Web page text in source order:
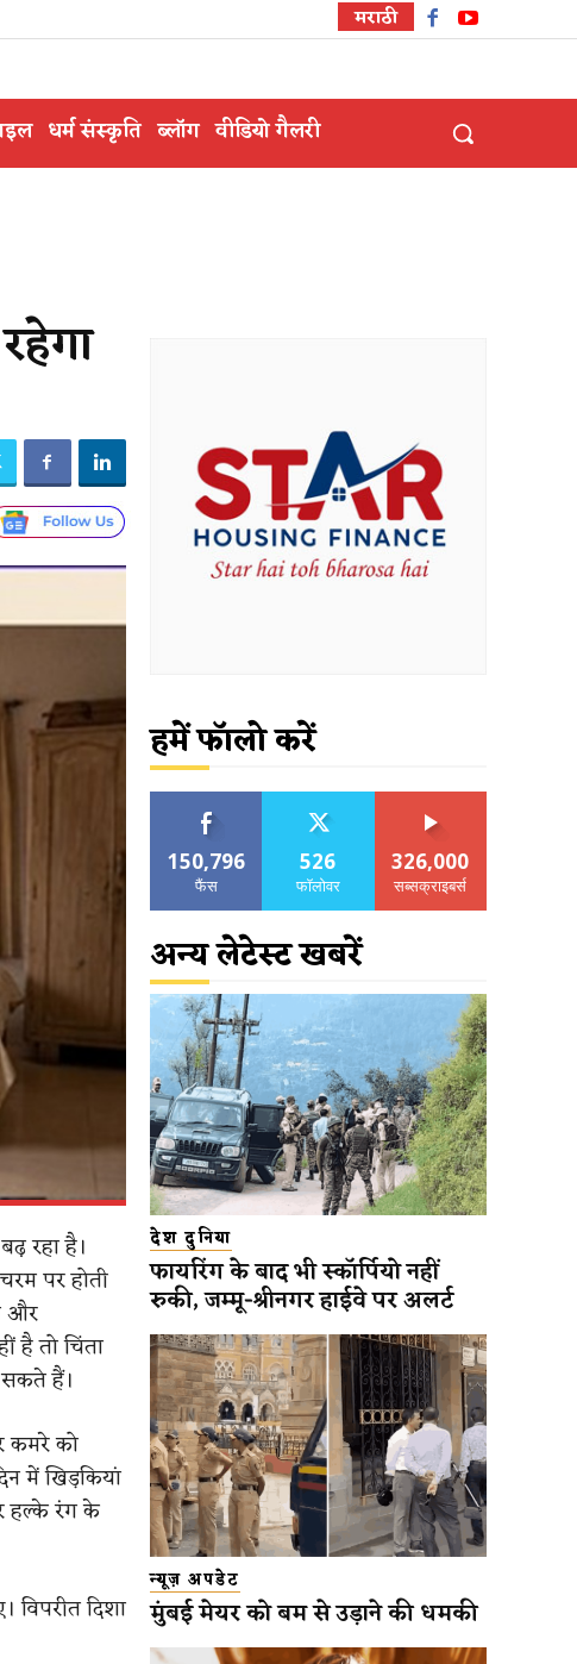
मराठी
धर्म संस्कृति ब्लॉग वीडियो गैलरी
रहा है।
पर होती
और
है तो चिंता
हैं।
कमरे को
में खिड़कियां
हल्के रंग के
विपरीत दिशा
हमें फॉलो करें
150,796
फैंस
526
फॉलोवर
326,000
सब्सक्राइबर्स
अन्य लेटेस्ट खबरें
देश दुनिया
फायरिंग के बाद भी स्कॉर्पियो नहीं
रुकी, जम्मू-श्रीनगर हाईवे पर अलर्ट
न्यूज़ अपडेट
मुंबई मेयर को बम से उड़ाने की धमकी